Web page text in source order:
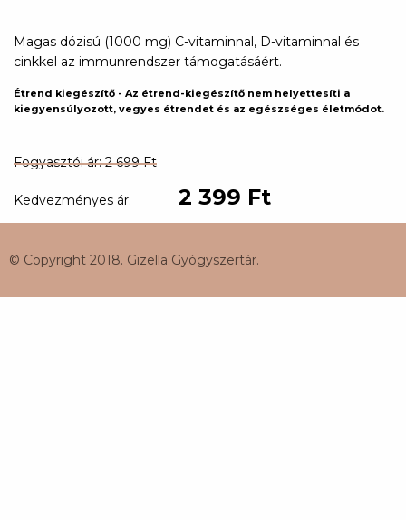
Fogyasztói ár: 2 699 Ft
Kedvezményes ár: 2 399 Ft
Magas dózisú (1000 mg) C-vitaminnal, D-vitaminnal és
cinkkel az immunrendszer támogatásáért.
Étrend kiegészítő - Az étrend-kiegészítő nem helyettesíti a
kiegyensúlyozott, vegyes étrendet és az egészséges életmódot.
© Copyright 2018. Gizella Gyógyszertár.